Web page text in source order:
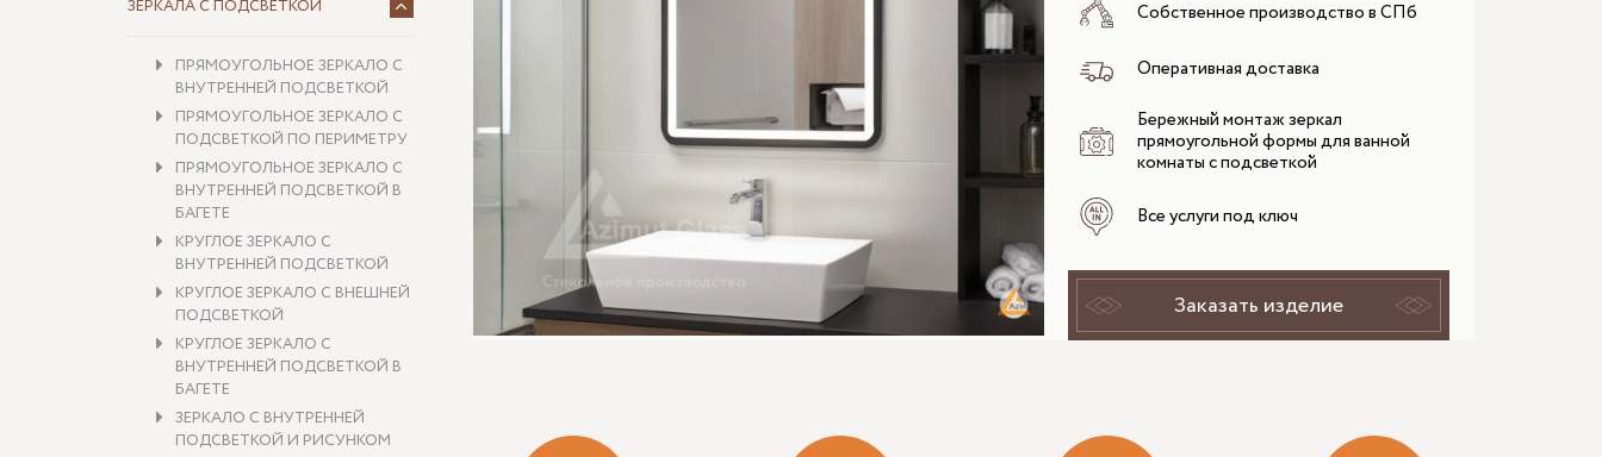
ЗЕРКАЛА С ПОДСВЕТКОЙ
ПРЯМОУГОЛЬНОЕ ЗЕРКАЛО С
ВНУТРЕННЕЙ ПОДСВЕТКОЙ
ПРЯМОУГОЛЬНОЕ ЗЕРКАЛО С
ПОДСВЕТКОЙ ПО ПЕРИМЕТРУ
ПРЯМОУГОЛЬНОЕ ЗЕРКАЛО С
ВНУТРЕННЕЙ ПОДСВЕТКОЙ В
БАГЕТЕ
КРУГЛОЕ ЗЕРКАЛО С
ВНУТРЕННЕЙ ПОДСВЕТКОЙ
КРУГЛОЕ ЗЕРКАЛО С ВНЕШНЕЙ
ПОДСВЕТКОЙ
КРУГЛОЕ ЗЕРКАЛО С
ВНУТРЕННЕЙ ПОДСВЕТКОЙ В
БАГЕТЕ
ЗЕРКАЛО С ВНУТРЕННЕЙ
ПОДСВЕТКОЙ И РИСУНКОМ
Собственное производство в СПб
Оперативная доставка
Бережный монтаж зеркал
прямоугольной формы для ванной
комнаты с подсветкой
Все услуги под ключ
Заказать изделие